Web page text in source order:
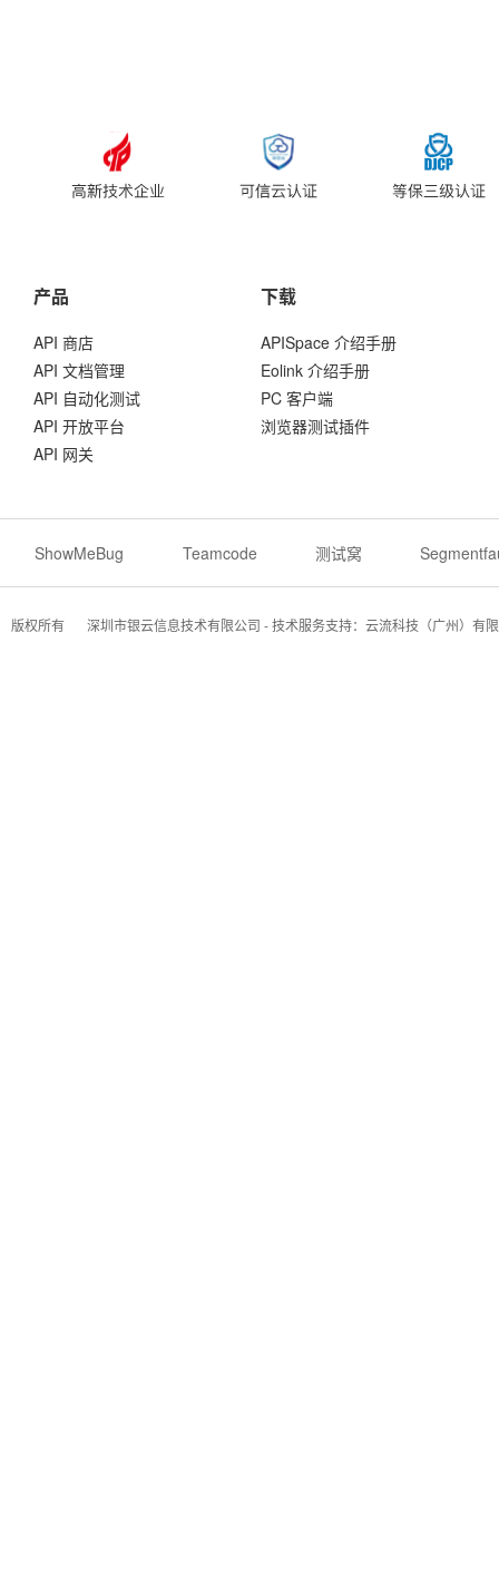
产品
API 商店
API 文档管理
API 自动化测试
API 开放平台
API 网关
下载
APISpace 介绍手册
Eolink 介绍手册
PC 客户端
浏览器测试插件
ShowMeBug Teamcode 测试窝
版权所有 深圳市银云信息技术有限公司 - 技术服务支持：云流科技（广州）有